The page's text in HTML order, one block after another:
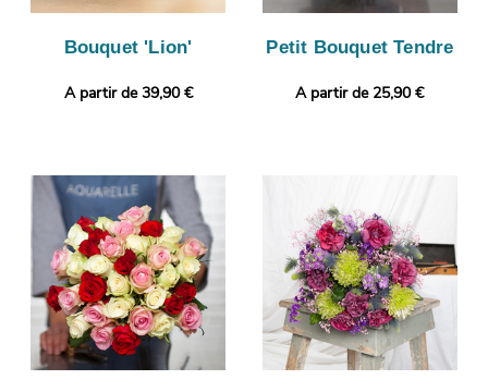
Bouquet 'Lion'
A partir de 39,90 €
Petit Bouquet Tendre
A partir de 25,90 €